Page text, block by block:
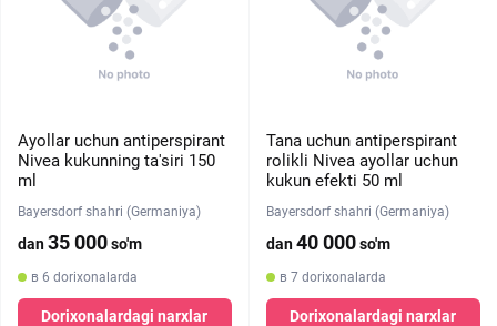
Ayollar uchun antiperspirant
Nivea kukunning ta'siri 150
ml
Bayersdorf shahri (Germaniya)
dan35 000so'm
в 6 dorixonalarda
Dorixonalardagi narxlar
Tana uchun antiperspirant
rolikli Nivea ayollar uchun
kukun efekti 50 ml
Bayersdorf shahri (Germaniya)
dan40 000so'm
в 7 dorixonalarda
Dorixonalardagi narxlar